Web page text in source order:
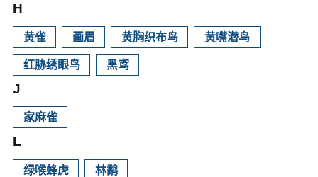
H
黄雀 画眉 黄胸织布鸟 黄嘴潜鸟
红胁绣眼鸟 黑鸢
J
家麻雀
L
绿喉蜂虎 林鹬